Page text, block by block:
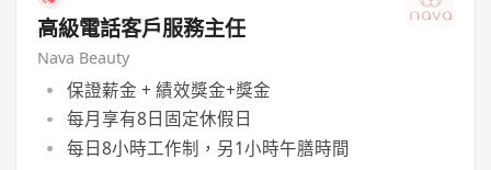
高級電話客戶服務主任
Nava Beauty
保證薪金 + 績效獎金+獎金
每月享有8日固定休假日
每日8小時工作制，另1小時午膳時間